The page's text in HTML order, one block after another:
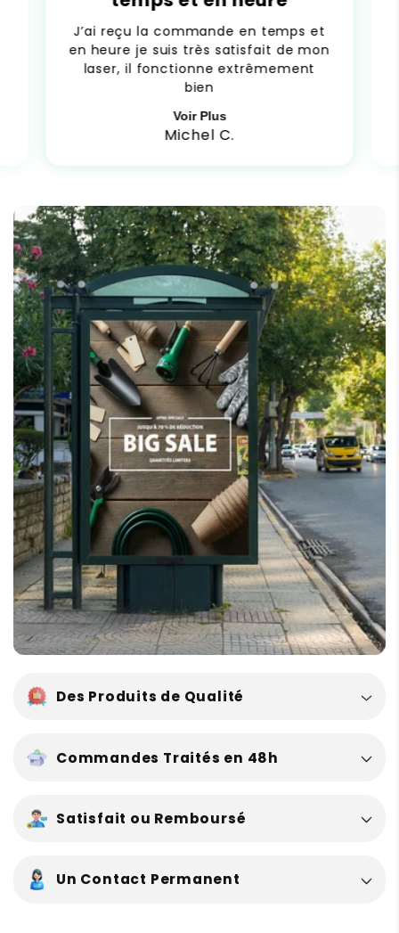
J’ai reçu la commande en temps et
en heure je suis très satisfait de mon
laser, il fonctionne extrêmement
bien
Voir Plus
Michel C.
C
o
n
t
e
n
u
r
é
d
u
c
t
i
b
l
Des Produits de Qualité
Commandes Traités en 48h
Satisfait ou Remboursé
Un Contact Permanent